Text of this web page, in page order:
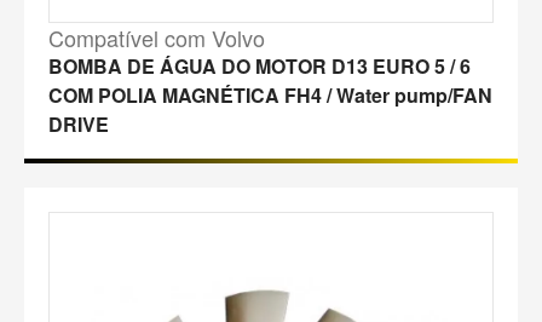
Compatível com Volvo
BOMBA DE ÁGUA DO MOTOR D13 EURO 5 / 6
COM POLIA MAGNÉTICA FH4 / Water pump/FAN
DRIVE